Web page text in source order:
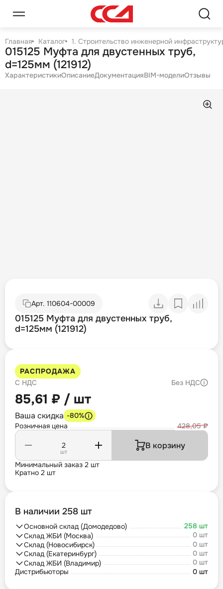
Главная Каталог 1. Строительство инженерной
015125 Муфта для двустенных труб,
d=125мм (121912)
ХарактеристикиОписаниеДокументацияBIM-моделиОтзывы
Арт. 110604-00009
015125 Муфта для двустенных труб,
d=125мм (121912)
РАСПРОДАЖА
С НДС
Без НДС
85,61 ₽ / шт
Ваша скидка -80%
Розничная цена
428,05 ₽
шт
В корзину
Минимальный заказ 2 шт
Кратно 2 шт
В наличии 258 шт
Основной склад (Домодедово)
258 шт
Склад ЖБИ (Москва)
0 шт
Склад (Новосибирск)
0 шт
Склад (Екатеринбург)
0 шт
Склад ЖБИ (Владимир)
0 шт
Дистрибьюторы
0 шт